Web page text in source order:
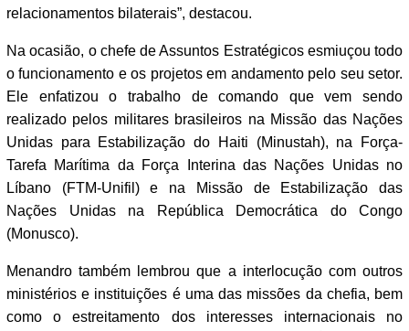
relacionamentos bilaterais”, destacou.
Na ocasião, o chefe de Assuntos Estratégicos esmiuçou todo
o funcionamento e os projetos em andamento pelo seu setor.
Ele enfatizou o trabalho de comando que vem sendo
realizado pelos militares brasileiros na Missão das Nações
Unidas para Estabilização do Haiti (Minustah), na Força-
Tarefa Marítima da Força Interina das Nações Unidas no
Líbano (FTM-Unifil) e na Missão de Estabilização das
Nações Unidas na República Democrática do Congo
(Monusco).
Menandro também lembrou que a interlocução com outros
ministérios e instituições é uma das missões da chefia, bem
como o estreitamento dos interesses internacionais no